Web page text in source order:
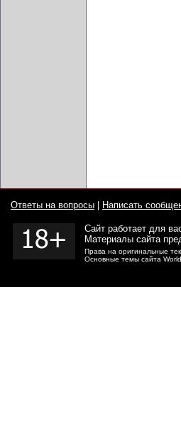
Ответы на вопросы Написать
Сайт работает для
Материалы сайта
Права на оригинальные
Основные темы сайта